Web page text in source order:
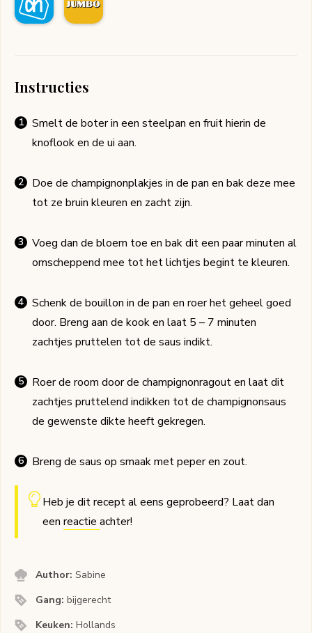
Instructies
Smelt de boter in een steelpan en fruit hierin de
knoflook en de ui aan.
Doe de champignonplakjes in de pan en bak deze mee
tot ze bruin kleuren en zacht zijn.
Voeg dan de bloem toe en bak dit een paar minuten al
omscheppend mee tot het lichtjes begint te kleuren.
Schenk de bouillon in de pan en roer het geheel goed
door. Breng aan de kook en laat 5 – 7 minuten
zachtjes pruttelen tot de saus indikt.
Roer de room door de champignonragout en laat dit
zachtjes pruttelend indikken tot de champignonsaus
de gewenste dikte heeft gekregen.
Breng de saus op smaak met peper en zout.
Heb je dit recept al eens geprobeerd? Laat dan
een reactie achter!
Author:Sabine
Gang:bijgerecht
Keuken:Hollands